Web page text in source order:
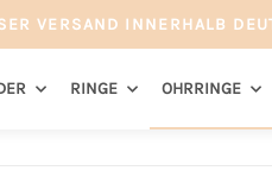
VERSAND INNERHALB
RINGE OHRRINGE